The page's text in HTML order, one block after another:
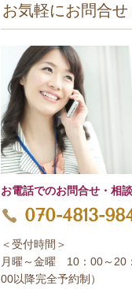
お気軽にお問合
お電話でのお問合せ・相
070-4813-
＜受付時間＞
月曜～金曜 10：00～20
00以降完全予約制）